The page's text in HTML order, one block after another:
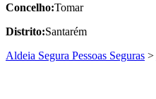
Concelho:Tomar
Distrito:Santarém
Aldeia Segura Pessoas Seguras >